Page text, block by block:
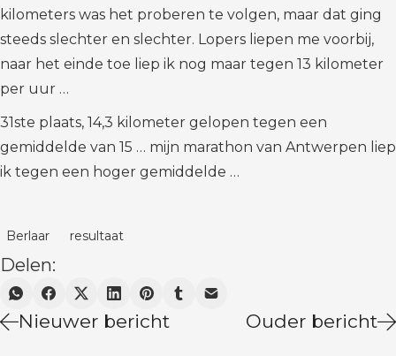
kilometers was het proberen te volgen, maar dat ging
steeds slechter en slechter. Lopers liepen me voorbij,
naar het einde toe liep ik nog maar tegen 13 kilometer
per uur …
31ste plaats, 14,3 kilometer gelopen tegen een
gemiddelde van 15 … mijn marathon van Antwerpen liep
ik tegen een hoger gemiddelde …
Berlaar resultaat
Delen:
Nieuwer bericht Ouder bericht